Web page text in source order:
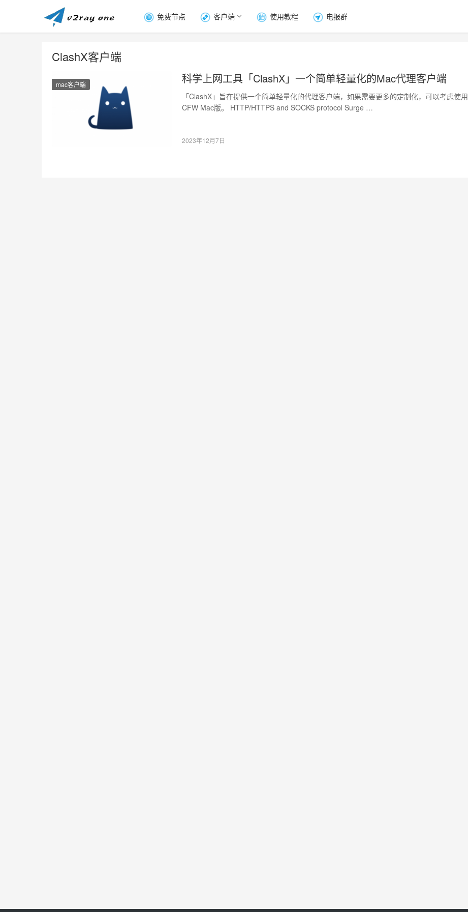
免费节点 客户端 使用教程 电报群
ClashX客户端
mac客户端 科学上网工具「ClashX」一个简单轻量化的Mac代理客户端
「ClashX」旨在提供一个简单轻量化的代理客户端，如果需要更多的定制化，可以考虑使用
CFW Mac版。 HTTP/HTTPS and SOCKS protocol Surge …
2023年12月7日